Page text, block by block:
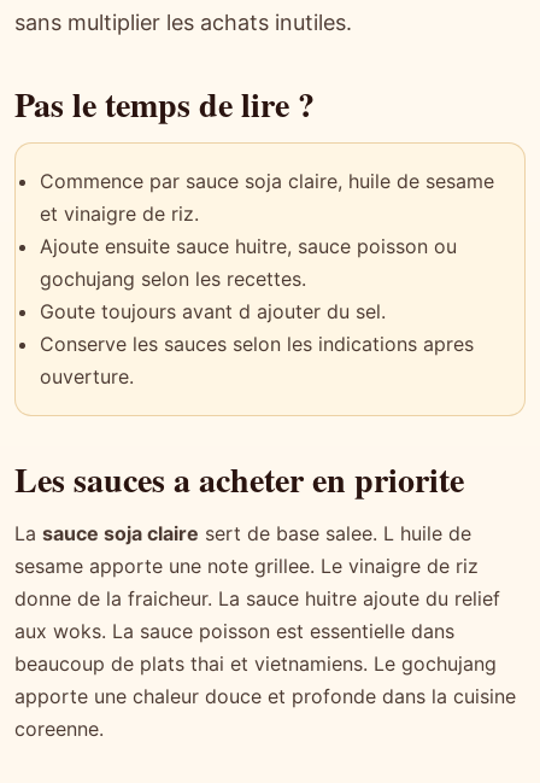
sans multiplier les achats inutiles.
Pas le temps de lire ?
Commence par sauce soja claire, huile de sesame
et vinaigre de riz.
Ajoute ensuite sauce huitre, sauce poisson ou
gochujang selon les recettes.
Goute toujours avant d ajouter du sel.
Conserve les sauces selon les indications apres
ouverture.
Les sauces a acheter en priorite
La sauce soja claire sert de base salee. L huile de
sesame apporte une note grillee. Le vinaigre de riz
donne de la fraicheur. La sauce huitre ajoute du relief
aux woks. La sauce poisson est essentielle dans
beaucoup de plats thai et vietnamiens. Le gochujang
apporte une chaleur douce et profonde dans la cuisine
coreenne.